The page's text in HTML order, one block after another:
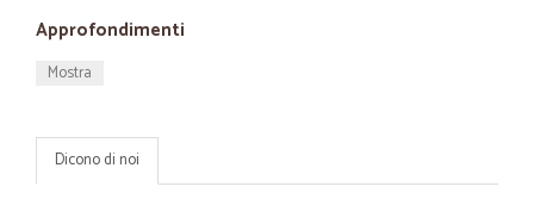
Approfondimenti
Mostra
Dicono di noi